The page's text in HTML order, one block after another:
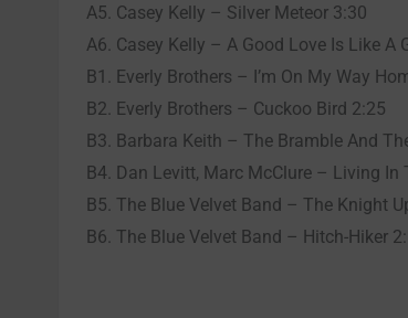
A5. Casey Kelly – Silver Meteor 3:30
A6. Casey Kelly – A Good Love Is Like A
B1. Everly Brothers – I’m On My Way
B2. Everly Brothers – Cuckoo Bird 2:25
B3. Barbara Keith – The Bramble And
B4. Dan Levitt, Marc McClure – Living In
B5. The Blue Velvet Band – The Knight
B6. The Blue Velvet Band – Hitch-Hiker